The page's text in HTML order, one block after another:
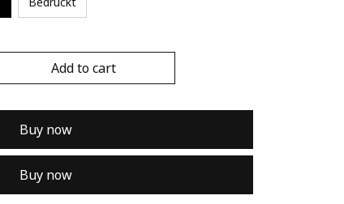
Add to cart
Buy now
Buy now